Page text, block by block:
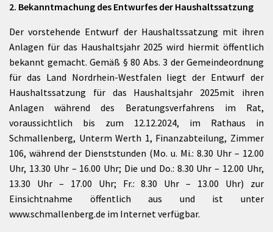
2. Bekanntmachung des Entwurfes der Haushaltssatzung
Der vorstehende Entwurf der Haushaltssatzung mit ihren
Anlagen für das Haushaltsjahr 2025 wird hiermit öffentlich
bekannt gemacht. Gemäß § 80 Abs. 3 der Gemeindeordnung
für das Land Nordrhein-Westfalen liegt der Entwurf der
Haushaltssatzung für das Haushaltsjahr 2025mit ihren
Anlagen während des Beratungsverfahrens im Rat,
voraussichtlich bis zum 12.12.2024, im Rathaus in
Schmallenberg, Unterm Werth 1, Finanzabteilung, Zimmer
106, während der Dienststunden (Mo. u. Mi.: 8.30 Uhr – 12.00
Uhr, 13.30 Uhr – 16.00 Uhr; Die und Do.: 8.30 Uhr – 12.00 Uhr,
13.30 Uhr – 17.00 Uhr; Fr.: 8.30 Uhr – 13.00 Uhr) zur
Einsichtnahme öffentlich aus und ist unter
www.schmallenberg.de im Internet verfügbar.